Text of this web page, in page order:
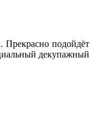
Прекрасно подойдёт
декупажный